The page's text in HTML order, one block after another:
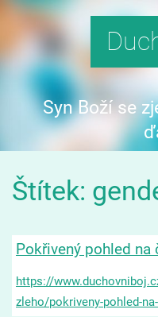
Syn Boží se
Štítek:
Pokřivený pohled na
https://
zleho/pokriveny-pohled-